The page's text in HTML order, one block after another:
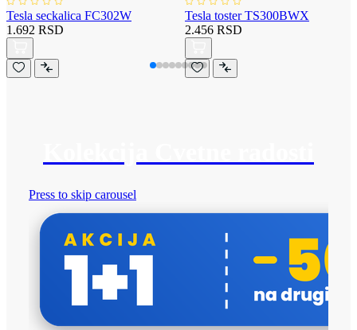
Tesla seckalica FC302W
1.692 RSD
Tesla toster TS300BWX
2.456 RSD
Press to skip carousel